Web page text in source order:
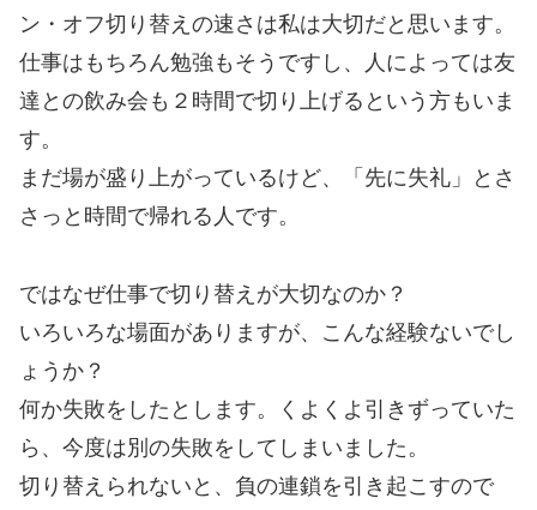
ン・オフ切り替えの速さは私は大切だと思います。
仕事はもちろん勉強もそうですし、人によっては友
達との飲み会も２時間で切り上げるという方もいま
す。
まだ場が盛り上がっているけど、「先に失礼」とさ
さっと時間で帰れる人です。
ではなぜ仕事で切り替えが大切なのか？
いろいろな場面がありますが、こんな経験ないでし
ょうか？
何か失敗をしたとします。くよくよ引きずっていた
ら、今度は別の失敗をしてしまいました。
切り替えられないと、負の連鎖を引き起こすので